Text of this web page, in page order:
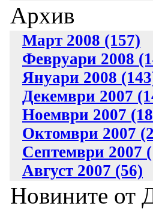
Архив
Март 2008 (157)
Февруари 2008
Януари 2008
Декември 2007
Ноември 2007
Октомври 2007
Септември 2007
Август 2007 (56)
Новините от